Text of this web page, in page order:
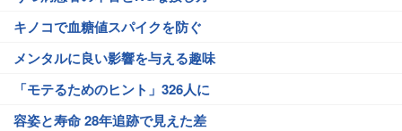
キノコで血糖値スパイクを防ぐ
メンタルに良い影響を与える趣味
「モテるためのヒント」326人に
容姿と寿命 28年追跡で見えた差